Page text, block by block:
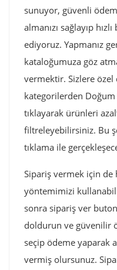
sunuyor, güvenli
almanızı sağlayıp
ediyoruz. Yapmanız
kataloğumuza göz
vermektir. Sizlere özel
kategorilerden
tıklayarak ürünleri
filtreleyebilirsiniz. Bu
tıklama ile
Sipariş vermek için de
yöntemimizi
sonra sipariş ver
doldurun ve güvenilir
seçip ödeme yaparak
vermiş olursunuz.